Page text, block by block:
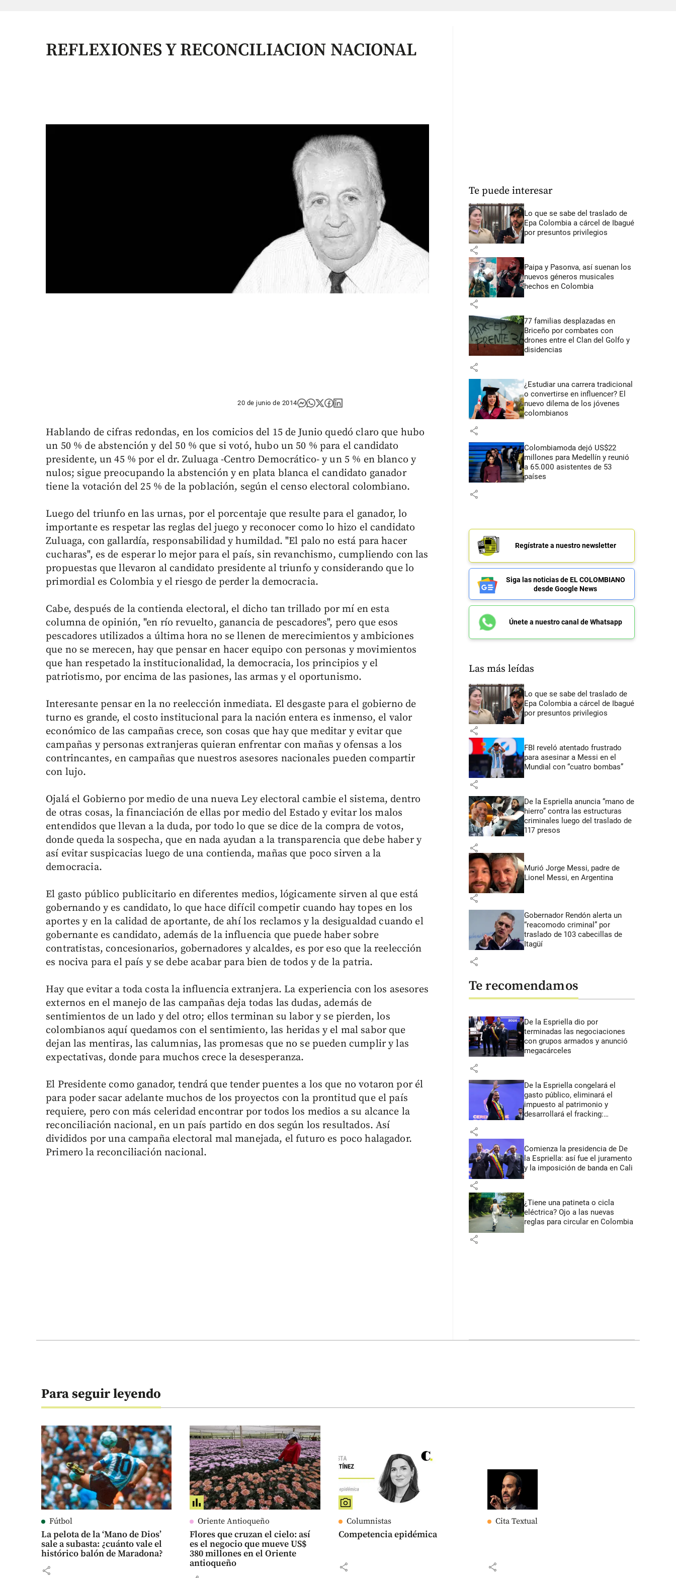
REFLEXIONES Y RECONCILIACION NACIONAL
20 de junio de 2014
Hablando de cifras redondas, en los comicios del 15 de Junio quedó claro que hubo
un 50 % de abstención y del 50 % que si votó, hubo un 50 % para el candidato
presidente, un 45 % por el dr. Zuluaga -Centro Democrático- y un 5 % en blanco y
nulos; sigue preocupando la abstención y en plata blanca el candidato ganador
tiene la votación del 25 % de la población, según el censo electoral colombiano.
Luego del triunfo en las urnas, por el porcentaje que resulte para el ganador, lo
importante es respetar las reglas del juego y reconocer como lo hizo el candidato
Zuluaga, con gallardía, responsabilidad y humildad. "El palo no está para hacer
cucharas", es de esperar lo mejor para el país, sin revanchismo, cumpliendo con las
propuestas que llevaron al candidato presidente al triunfo y considerando que lo
primordial es Colombia y el riesgo de perder la democracia.
Cabe, después de la contienda electoral, el dicho tan trillado por mí en esta
columna de opinión, "en río revuelto, ganancia de pescadores", pero que esos
pescadores utilizados a última hora no se llenen de merecimientos y ambiciones
que no se merecen, hay que pensar en hacer equipo con personas y movimientos
que han respetado la institucionalidad, la democracia, los principios y el
patriotismo, por encima de las pasiones, las armas y el oportunismo.
Interesante pensar en la no reelección inmediata. El desgaste para el gobierno de
turno es grande, el costo institucional para la nación entera es inmenso, el valor
económico de las campañas crece, son cosas que hay que meditar y evitar que
campañas y personas extranjeras quieran enfrentar con mañas y ofensas a los
contrincantes, en campañas que nuestros asesores nacionales pueden compartir
con lujo.
Ojalá el Gobierno por medio de una nueva Ley electoral cambie el sistema, dentro
de otras cosas, la financiación de ellas por medio del Estado y evitar los malos
entendidos que llevan a la duda, por todo lo que se dice de la compra de votos,
donde queda la sospecha, que en nada ayudan a la transparencia que debe haber y
así evitar suspicacias luego de una contienda, mañas que poco sirven a la
democracia.
El gasto público publicitario en diferentes medios, lógicamente sirven al que está
gobernando y es candidato, lo que hace difícil competir cuando hay topes en los
aportes y en la calidad de aportante, de ahí los reclamos y la desigualdad cuando el
gobernante es candidato, además de la influencia que puede haber sobre
contratistas, concesionarios, gobernadores y alcaldes, es por eso que la reelección
es nociva para el país y se debe acabar para bien de todos y de la patria.
Hay que evitar a toda costa la influencia extranjera. La experiencia con los asesores
externos en el manejo de las campañas deja todas las dudas, además de
sentimientos de un lado y del otro; ellos terminan su labor y se pierden, los
colombianos aquí quedamos con el sentimiento, las heridas y el mal sabor que
dejan las mentiras, las calumnias, las promesas que no se pueden cumplir y las
expectativas, donde para muchos crece la desesperanza.
El Presidente como ganador, tendrá que tender puentes a los que no votaron por él
para poder sacar adelante muchos de los proyectos con la prontitud que el país
requiere, pero con más celeridad encontrar por todos los medios a su alcance la
reconciliación nacional, en un país partido en dos según los resultados. Así
divididos por una campaña electoral mal manejada, el futuro es poco halagador.
Primero la reconciliación nacional.
Te puede interesar
Lo que se sabe del traslado de
Epa Colombia a cárcel de Ibagué
por presuntos privilegios
share
Paipa y Pasonva, así suenan los
nuevos géneros musicales
hechos en Colombia
share
77 familias desplazadas en
Briceño por combates con
drones entre el Clan del Golfo y
disidencias
share
¿Estudiar una carrera tradicional
o convertirse en influencer? El
nuevo dilema de los jóvenes
colombianos
share
Colombiamoda dejó US$22
millones para Medellín y reunió
a 65.000 asistentes de 53
países
share
Regístrate a nuestro newsletter
Siga las noticias de EL COLOMBIANO
desde Google News
Únete a nuestro canal de Whatsapp
Las más leídas
Lo que se sabe del traslado de
Epa Colombia a cárcel de Ibagué
por presuntos privilegios
share
FBI reveló atentado frustrado
para asesinar a Messi en el
Mundial con “cuatro bombas”
share
De la Espriella anuncia “mano de
hierro” contra las estructuras
criminales luego del traslado de
117 presos
share
Murió Jorge Messi, padre de
Lionel Messi, en Argentina
share
Gobernador Rendón alerta un
“reacomodo criminal” por
traslado de 103 cabecillas de
Itagüí
share
Te recomendamos
De la Espriella dio por
terminadas las negociaciones
con grupos armados y anunció
megacárceles
share
De la Espriella congelará el
gasto público, eliminará el
impuesto al patrimonio y
desarrollará el fracking:
share
Comienza la presidencia de De
la Espriella: así fue el juramento
y la imposición de banda en Cali
share
¿Tiene una patineta o cicla
eléctrica? Ojo a las nuevas
reglas para circular en Colombia
share
Para seguir leyendo
Fútbol
La pelota de la ‘Mano de Dios’
sale a subasta: ¿cuánto vale el
histórico balón de Maradona?
share
Oriente Antioqueño
Flores que cruzan el cielo: así
es el negocio que mueve US$
380 millones en el Oriente
antioqueño
Columnistas
Competencia epidémica
share
Cita Textual
share